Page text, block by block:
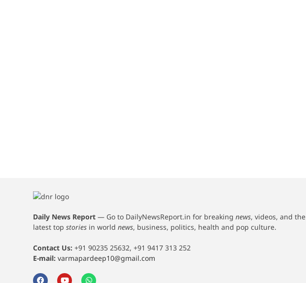
Daily News Report — Go to DailyNewsReport.in for breaking news, videos, and the
latest top stories in world news, business, politics, health and pop culture.
Contact Us: +91 90235 25632, +91 9417 313 252
E-mail: varmapardeep10@gmail.com